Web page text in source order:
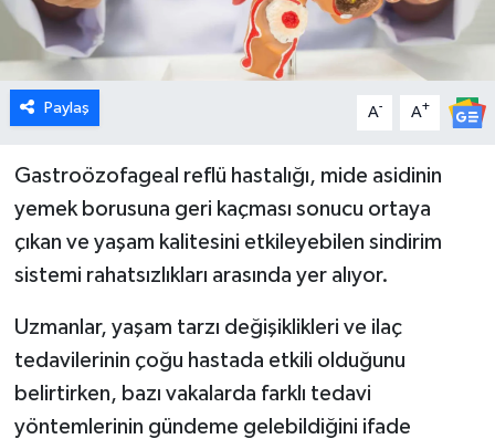
Paylaş A- A+
Gastroözofageal reflü hastalığı, mide asidinin
yemek borusuna geri kaçması sonucu ortaya
çıkan ve yaşam kalitesini etkileyebilen sindirim
sistemi rahatsızlıkları arasında yer alıyor.
Uzmanlar, yaşam tarzı değişiklikleri ve ilaç
tedavilerinin çoğu hastada etkili olduğunu
belirtirken, bazı vakalarda farklı tedavi
yöntemlerinin gündeme gelebildiğini ifade
Foto Galeri
Gediz
Genel
Gündem
Hisarcık
Köşe Yazıları
Kültür Sanat